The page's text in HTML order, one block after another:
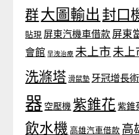
群大圖輸出 封口
貼現 屏東汽機車借款 屏東
會館 早洩治療 未上市 未上
洗滌塔 滑鼠墊 牙冠增長術
器 空壓機 紫錐花 紫錐
飲水機 高雄汽車借款 高